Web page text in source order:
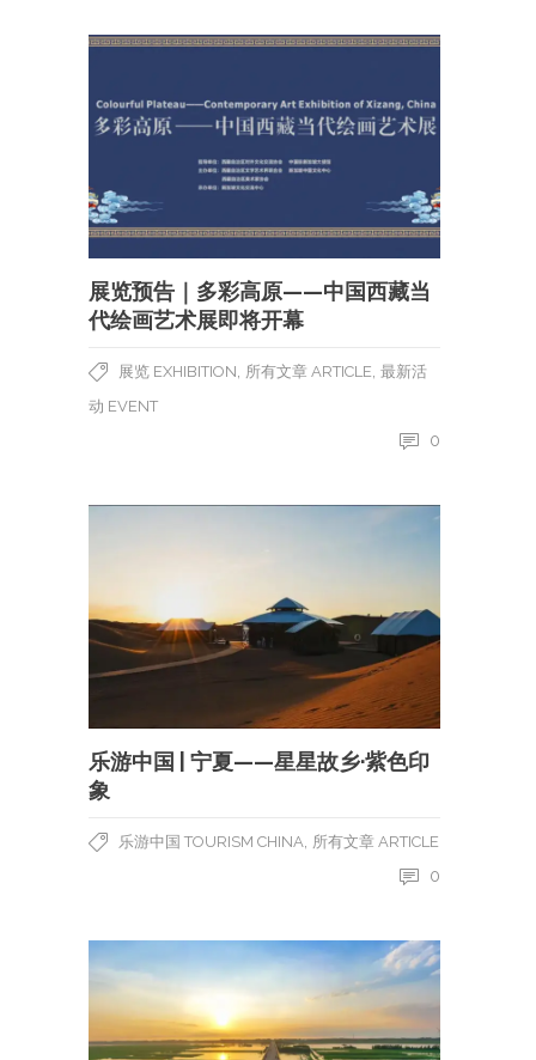
展览预告｜多彩高原——中国西藏当
代绘画艺术展即将开幕
展览 EXHIBITION 所有文章 ARTICLE 最新活
动 EVENT
0
乐游中国 | 宁夏——星星故乡·紫色印
象
乐游中国 TOURISM CHINA 所有文章 ARTICLE
0